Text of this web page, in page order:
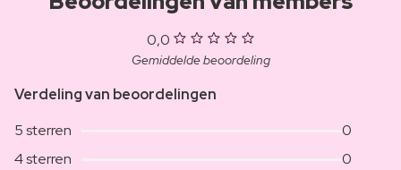
0,0
Gemiddelde beoordeling
Verdeling van beoordelingen
5 sterren
0
4 sterren
0